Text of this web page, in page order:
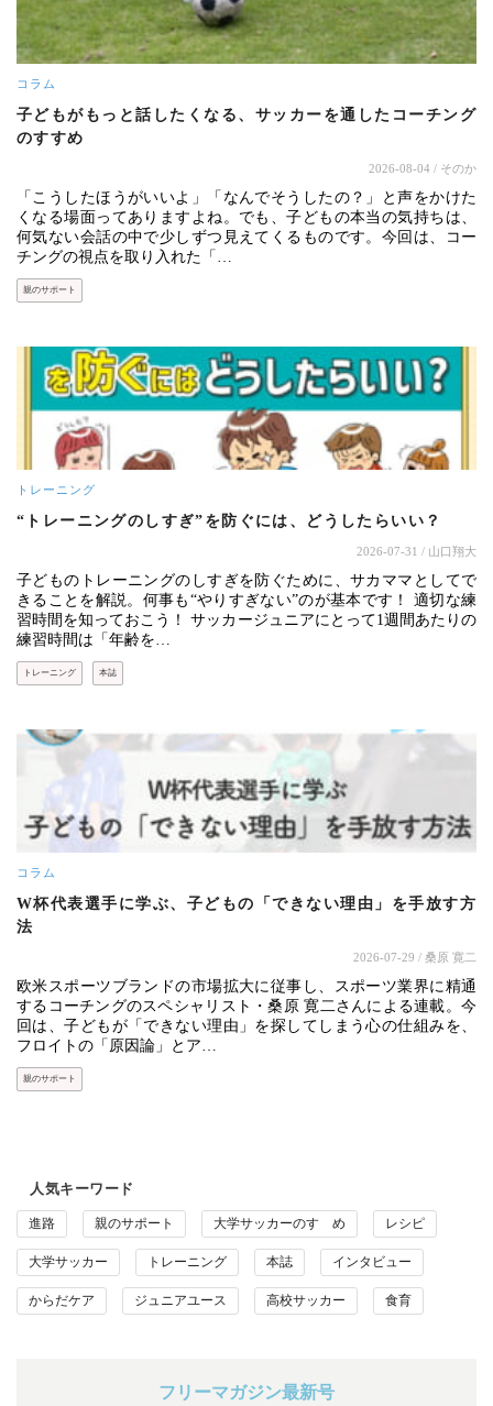
コラム
子どもがもっと話したくなる、サッカーを通したコーチング
のすすめ
2026-08-04 / そのか
「こうしたほうがいいよ」「なんでそうしたの？」と声をかけた
くなる場面ってありますよね。でも、子どもの本当の気持ちは、
何気ない会話の中で少しずつ見えてくるものです。今回は、コー
チングの視点を取り入れた「…
親のサポート
トレーニング
“トレーニングのしすぎ”を防ぐには、どうしたらいい？
2026-07-31 / 山口翔大
子どものトレーニングのしすぎを防ぐために、サカママとしてで
きることを解説。何事も“やりすぎない”のが基本です！ 適切な練
習時間を知っておこう！ サッカージュニアにとって1週間あたりの
練習時間は「年齢を…
トレーニング 本誌
コラム
W杯代表選手に学ぶ、子どもの「できない理由」を手放す方
法
2026-07-29 / 桑原 寛二
欧米スポーツブランドの市場拡大に従事し、スポーツ業界に精通
するコーチングのスペシャリスト・桑原 寛二さんによる連載。今
回は、子どもが「できない理由」を探してしまう心の仕組みを、
フロイトの「原因論」とア…
親のサポート
人気キーワード
進路 親のサポート 大学サッカーのすゝめ レシピ
大学サッカー トレーニング 本誌 インタビュー
からだケア ジュニアユース 高校サッカー 食育
フリーマガジン最新号